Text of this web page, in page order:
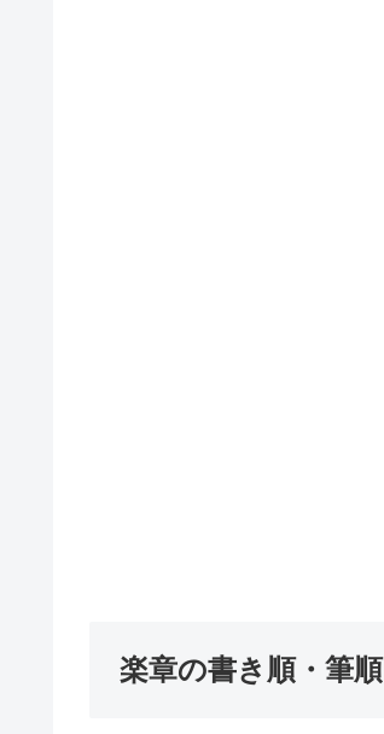
楽章の書き順・筆順